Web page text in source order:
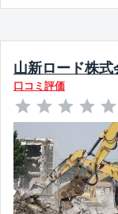
山新ロード株式
口コミ評価